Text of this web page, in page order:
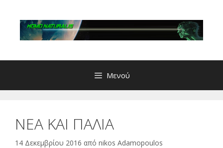
περιεχόμενο
Μενού
ΝΕΑ ΚΑΙ ΠΑΛΙΑ
14 Δεκεμβρίου 2016 από nikos Adamopoulos